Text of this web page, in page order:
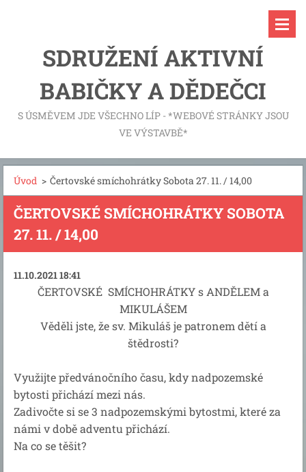
SDRUŽENÍ AKTIVNÍ
BABIČKY A DĚDEČCI
S ÚSMĚVEM JDE VŠECHNO LÍP - *WEBOVÉ STRÁNKY JSOU
VE VÝSTAVBĚ*
Úvod > Čertovské smíchohrátky Sobota 27. 11. / 14,00
ČERTOVSKÉ SMÍCHOHRÁTKY SOBOTA
27. 11. / 14,00
11.10.2021 18:41
ČERTOVSKÉ SMÍCHOHRÁTKY s ANDĚLEM a
MIKULÁŠEM
Věděli jste, že sv. Mikuláš je patronem dětí a
štědrosti?
Využijte předvánočního času, kdy nadpozemské
bytosti přichází mezi nás.
Zadivočte si se 3 nadpozemskými bytostmi, které za
námi v době adventu přichází.
Na co se těšit?